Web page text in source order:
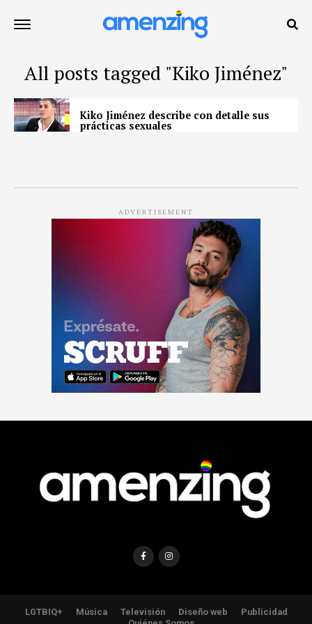
All posts tagged "Kiko Jiménez"
Kiko Jiménez describe con detalle sus
prácticas sexuales
ADVERTISEMENT
LGTBIQ+ Música Televisión Diseño web
Publicidad